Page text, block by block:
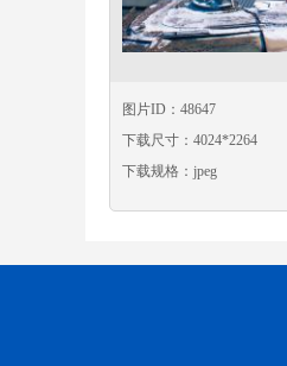
图片ID：48647
下载尺寸：4024*2264
下载规格：jpeg